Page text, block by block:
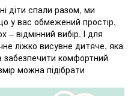
діти спали разом, ми
у вас обмежений простір,
відмінний вибір. І для
ліжко висувне дитяче, яка
комфортний
можна підібрати